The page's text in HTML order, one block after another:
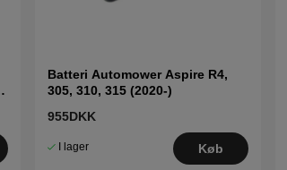
Batteri Automower Aspire R4,
305, 310, 315 (2020-)
955DKK
I lager Køb